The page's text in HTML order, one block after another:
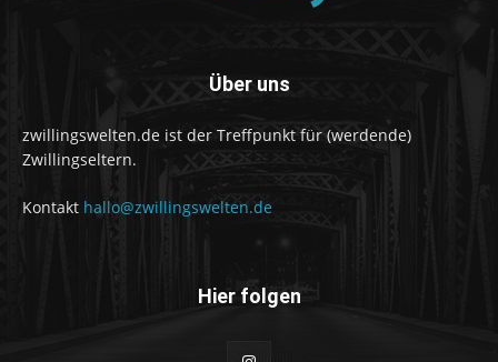
Über uns
zwillingswelten.de ist der Treffpunkt für (werdende)
Zwillingseltern.
Kontakt hallo@zwillingswelten.de
Hier folgen